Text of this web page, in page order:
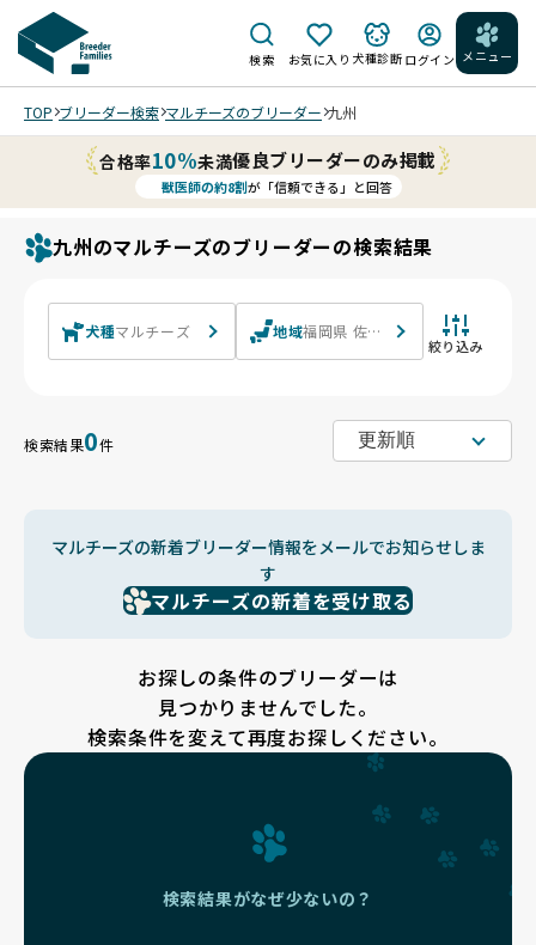
検索 お気に入り 犬種診断 ログイン メニュー
TOP ブリーダー検索 マルチーズのブリーダー 九州
合格率10%未満優良ブリーダーのみ掲載
獣医師の約8割が「信頼できる」と回答
九州のマルチーズのブリーダーの検索結果
犬種マルチーズ 地域福岡県 佐賀県 長崎県 熊本県 大
絞り込み
検索結果0件
マルチーズの新着ブリーダー情報をメールでお知らせしま
す
マルチーズの新着を受け取る
お探しの条件のブリーダーは
見つかりませんでした。
検索条件を変えて再度お探しください。
検索結果がなぜ少ないの？